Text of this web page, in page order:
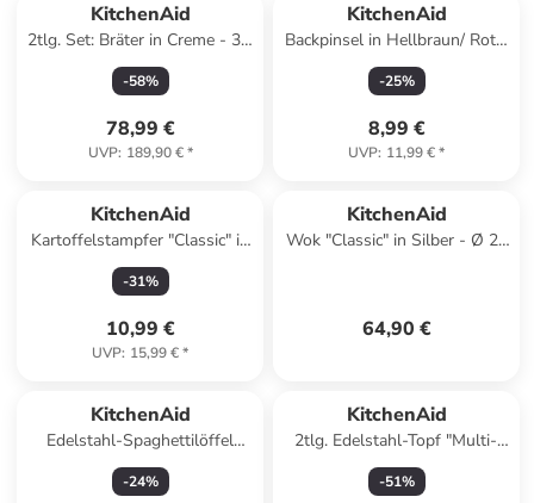
KitchenAid
2tlg. Set: Bräter in Creme - 3,3
l
-58%
78,99 €
UVP: 189,90 €*
KitchenAid
Backpinsel in Hellbraun/ Rot -
(L)22 cm
-25%
8,99 €
UVP: 11,99 €*
KitchenAid
Kartoffelstampfer "Classic" in
Silber/ Rot - (L)25,5 cm
-31%
10,99 €
UVP: 15,99 €*
KitchenAid
Wok "Classic" in Silber - Ø 28
64,90 €
KitchenAid
Edelstahl-Spaghettilöffel
"Premium" - (L)33,7 cm
-24%
KitchenAid
2tlg. Edelstahl-Topf "Multi-
Ply" - Ø 20 cm
-51%